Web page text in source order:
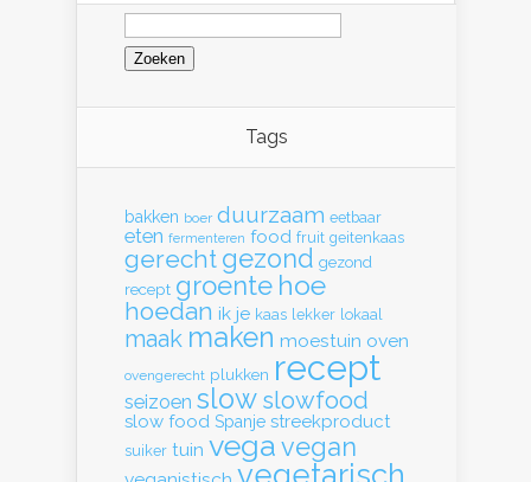
Zoeken
naar:
Tags
bakken boer duurzaam eetbaar
eten fermenteren food fruit geitenkaas
gerecht gezond gezond
recept groente hoe
hoedan ik je kaas lekker lokaal
maak maken moestuin oven
ovengerecht plukken recept
seizoen slow slowfood
slow food Spanje streekproduct
suiker tuin vega vegan
vegetarisch